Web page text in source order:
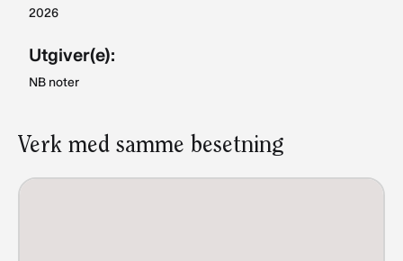
2026
Utgiver(e):
NB noter
Verk med samme besetning